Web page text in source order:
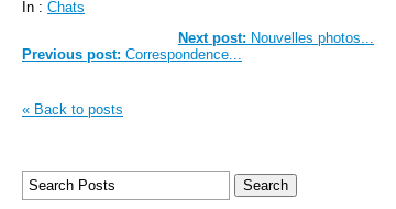
In : Chats
Next post: Nouvelles photos...
Previous post: Correspondence...
« Back to posts